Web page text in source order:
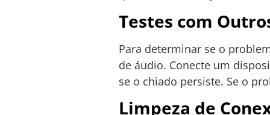
Testes com
Para determinar se o
de áudio. Conecte um
se o chiado persiste. Se o
Limpeza de